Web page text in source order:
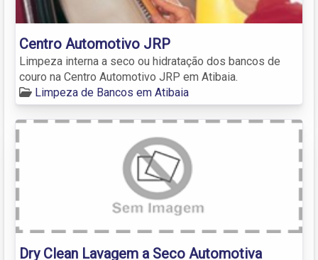
Centro Automotivo JRP
Limpeza interna a seco ou hidratação dos bancos de
couro na Centro Automotivo JRP em Atibaia.
Limpeza de Bancos em Atibaia
Dry Clean Lavagem a Seco Automotiva